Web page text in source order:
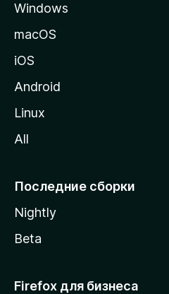
н
у
M
i
l
Windows
macOS
iOS
Android
Linux
All
Последние сборки
Nightly
Beta
Firefox для бизнеса